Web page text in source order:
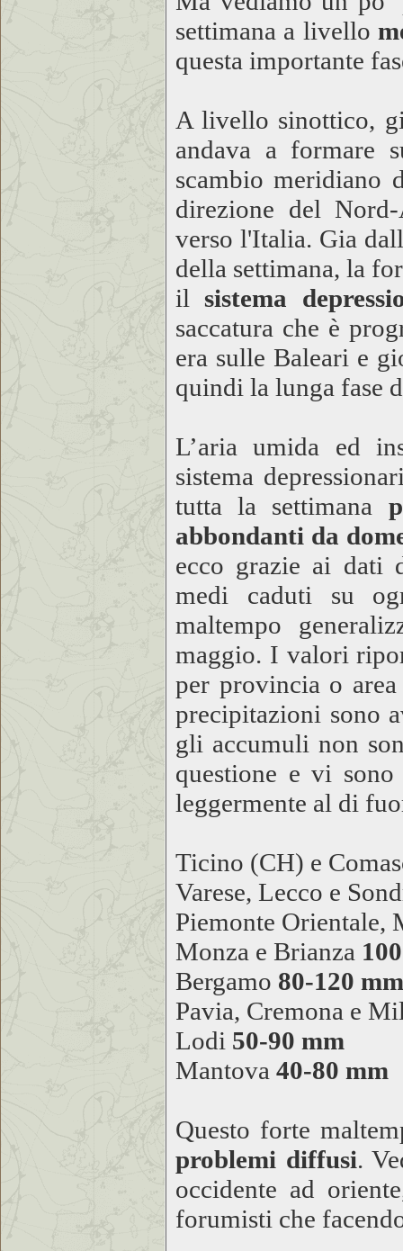
settimana a livello
questa importante
A livello sinottico,
andava a formare
scambio meridiano
direzione del
verso l'Italia. Gia
della settimana, la
il sistema
saccatura che è
era sulle Baleari e
quindi la lunga fase
L’aria umida ed
sistema
tutta la settimana
abbondanti da
ecco grazie ai dati
medi caduti su
maltempo
maggio. I valori
per provincia o
precipitazioni sono
gli accumuli non
questione e vi
leggermente al di
Ticino (CH) e
Varese, Lecco e
Piemonte Orientale,
Monza e Brianza
Bergamo 80-120 mm
Pavia, Cremona e
Lodi 50-90 mm
Mantova 40-80 mm
Questo forte
problemi diffusi.
occidente ad
forumisti che